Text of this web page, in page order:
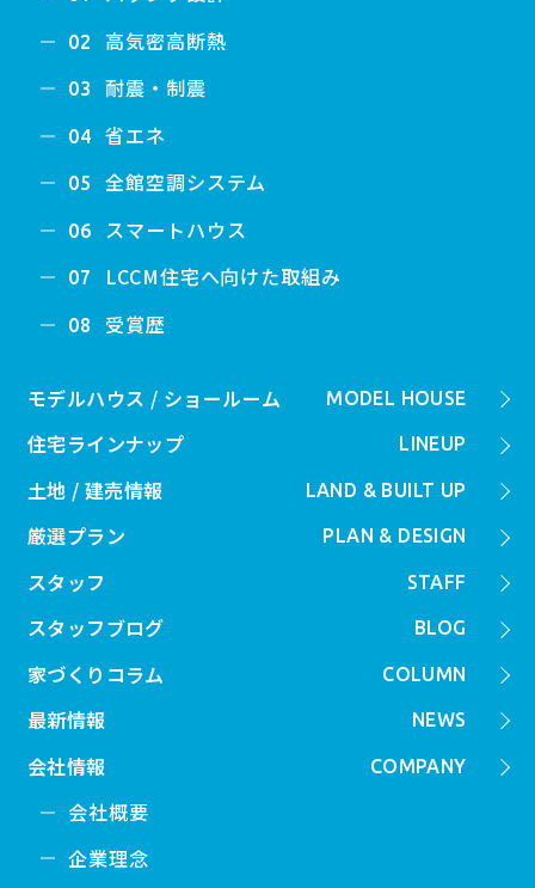
02 高気密高断熱
03 耐震・制震
04 省エネ
05 全館空調システム
06 スマートハウス
07 LCCM住宅へ向けた取組み
08 受賞歴
MODEL HOUSE
モデルハウス / ショールーム
LINEUP
住宅ラインナップ
LAND & BUILT UP
土地 / 建売情報
PLAN & DESIGN
厳選プラン
STAFF
スタッフ
BLOG
スタッフブログ
COLUMN
家づくりコラム
NEWS
最新情報
COMPANY
会社情報
会社概要
企業理念